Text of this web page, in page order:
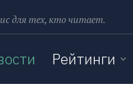
для тех, кто читает.
Рейтинги